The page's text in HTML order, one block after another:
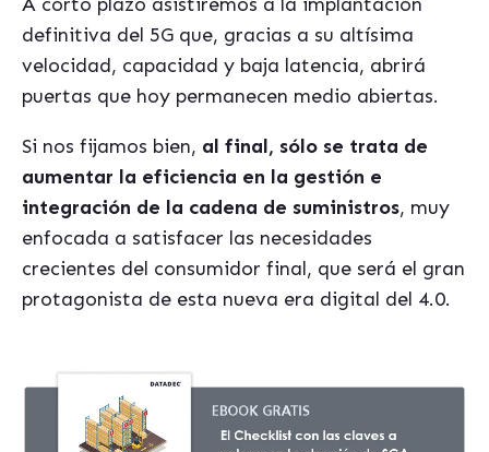
A corto plazo asistiremos a la implantación
definitiva del 5G que, gracias a su altísima
velocidad, capacidad y baja latencia, abrirá
puertas que hoy permanecen medio abiertas.
Si nos fijamos bien, al final, sólo se trata de
aumentar la eficiencia en la gestión e
integración de la cadena de suministros, muy
enfocada a satisfacer las necesidades
crecientes del consumidor final, que será el gran
protagonista de esta nueva era digital del 4.0.